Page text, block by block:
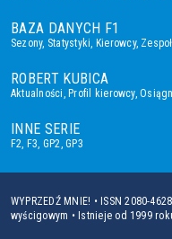
BAZA DANYCH F1
Sezony, Statystyki, Kierowcy,
ROBERT KUBICA
Aktualności, Profil kierowcy,
INNE SERIE
F2, F3, GP2,GP3
WYPRZEDŹ MNIE! • ISSN 2080-
wyścigowym • Istnieje od 1999